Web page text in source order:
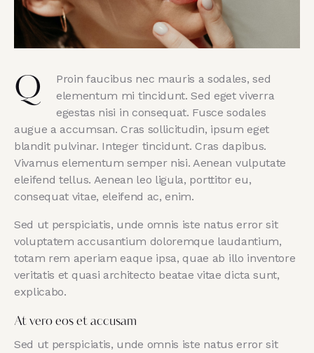
Q
Proin faucibus nec mauris a sodales, sed
elementum mi tincidunt. Sed eget viverra
egestas nisi in consequat. Fusce sodales
augue a accumsan. Cras sollicitudin, ipsum eget
blandit pulvinar. Integer tincidunt. Cras dapibus.
Vivamus elementum semper nisi. Aenean vulputate
eleifend tellus. Aenean leo ligula, porttitor eu,
consequat vitae, eleifend ac, enim.
Sed ut perspiciatis, unde omnis iste natus error sit
voluptatem accusantium doloremque laudantium,
totam rem aperiam eaque ipsa, quae ab illo inventore
veritatis et quasi architecto beatae vitae dicta sunt,
explicabo.
At vero eos et accusam
Sed ut perspiciatis, unde omnis iste natus error sit